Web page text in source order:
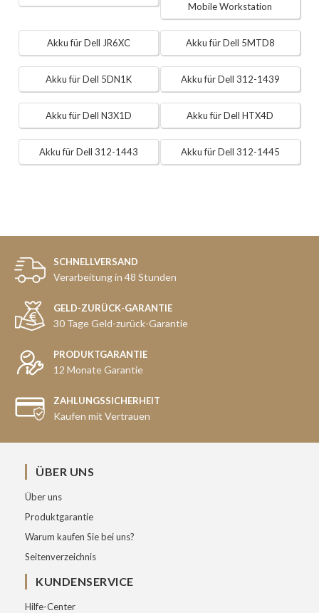
Mobile Workstation
Akku für Dell JR6XC Akku für Dell 5MTD8
Akku für Dell 5DN1K Akku für Dell 312-1439
Akku für Dell N3X1D Akku für Dell HTX4D
Akku für Dell 312-1443 Akku für Dell 312-1445
SCHNELLVERSAND
Verarbeitung in 48 Stunden
GELD-ZURÜCK-GARANTIE
30 Tage Geld-zurück-Garantie
PRODUKTGARANTIE
12 Monate Garantie
ZAHLUNGSSICHERHEIT
Kaufen mit Vertrauen
ÜBER UNS
Über uns
Produktgarantie
Warum kaufen Sie bei uns?
Seitenverzeichnis
KUNDENSERVICE
Hilfe-Center